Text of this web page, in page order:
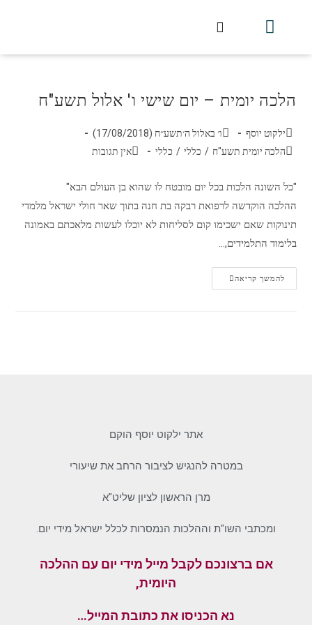
הלכה יומית – יום שישי ו' אלול תשע"ח
ילקוט יוסף
ו׳ באלול ה׳תשע״ח (17/08/2018)
הלכה יומית תשע"ח / כללי / כללי אין תגובות
"כל השונה הלכות בכל יום מובטח לו שהוא בן העולם הבא"
ההלכה הוקדשה לרפואת רבקה בת חנה בתוך שאר חולי ישראל מלמדי
תינוקות שאם ישכימו קום לסליחות לא יוכלו לעשות מלאכתם באמונה
בלימוד התלמידים,…
להמשך קריאה
אתר ילקוט יוסף הוקם
במטרה להנגיש לציבור הרחב את שיעורי
מרן הראשון לציון שליט"א
ומכתבי השו"ת וההלכות הנמסרות לכלל ישראל מידי יום.
אם ברצונכם לקבל מייל מידי יום עם ההלכה
היומית,
נא הכניסו את כתובת המייל…